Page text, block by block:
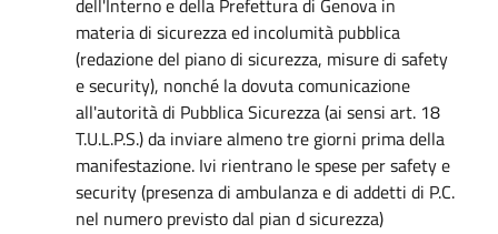
materia di sicurezza ed incolumità pubblica
(redazione del piano di sicurezza, misure di safety
e security), nonché la dovuta comunicazione
all'autorità di Pubblica Sicurezza (ai sensi art. 18
T.U.L.P.S.) da inviare almeno tre giorni prima della
manifestazione. Ivi rientrano le spese per safety e
security (presenza di ambulanza e di addetti di P.C.
nel numero previsto dal pian d sicurezza)